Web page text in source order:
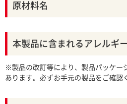
原材料名
本製品に含まれるアレルギ
※製品の改訂等により、製品パッケー
あります。必ずお手元の製品をご確認